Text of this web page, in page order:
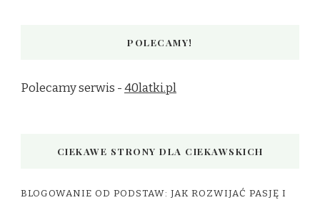
POLECAMY!
Polecamy serwis -40latki.pl
CIEKAWE STRONY DLA CIEKAWSKICH
BLOGOWANIE OD PODSTAW: JAK ROZWIJAĆ PASJĘ I